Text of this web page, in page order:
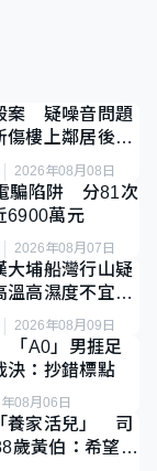
案 疑噪音問題
樓上鄰居後墮
2026年08月08日
騙陷阱 分81次
6900萬元
2026年08月07日
大埔船灣行山疑
高濕度不宜遠
2026年08月09日
A0」男捱足
：抄錯標點
08月06日
養家活兒」 司
黃伯：希望一